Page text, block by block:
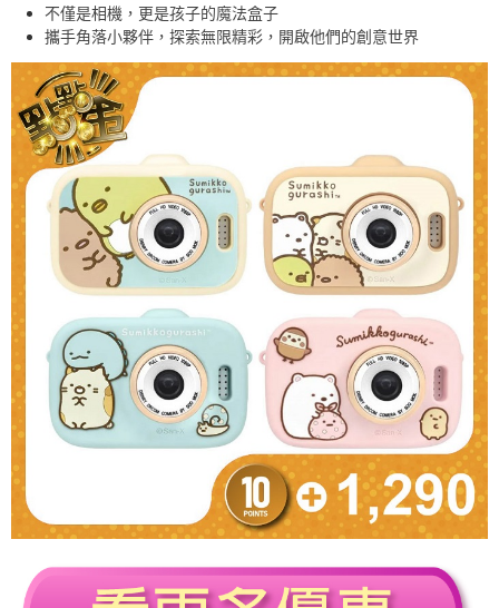
不僅是相機，更是孩子的魔法盒子
攜手角落小夥伴，探索無限精彩，開啟他們的創意世界